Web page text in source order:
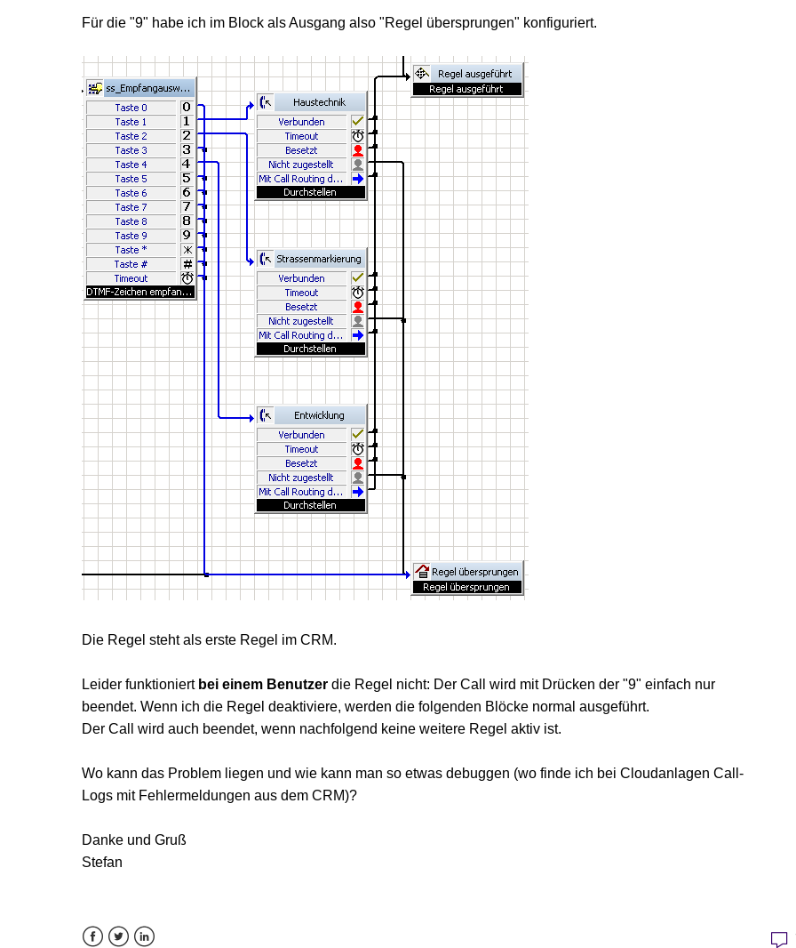
Für die "9" habe ich im Block als Ausgang also "Regel übersprungen" konfiguriert.
Die Regel steht als erste Regel im CRM.
Leider funktioniert bei einem Benutzer die Regel nicht: Der Call wird mit Drücken der "9" einfach nur
beendet. Wenn ich die Regel deaktiviere, werden die folgenden Blöcke normal ausgeführt.
Der Call wird auch beendet, wenn nachfolgend keine weitere Regel aktiv ist.
Wo kann das Problem liegen und wie kann man so etwas debuggen (wo finde ich bei Cloudanlagen Call-
Logs mit Fehlermeldungen aus dem CRM)?
Danke und Gruß
Stefan